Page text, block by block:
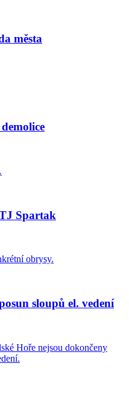
města
Spartak
obrysy.
sloupů el. vedení
Hoře nejsou dokončeny